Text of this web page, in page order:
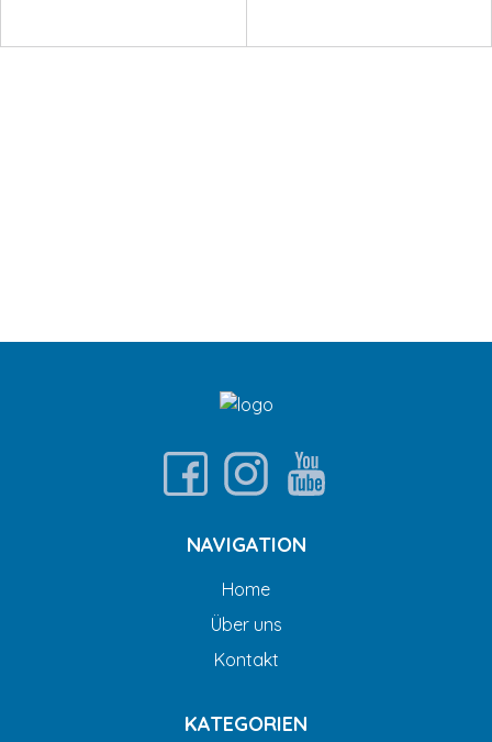
NAVIGATION
Home
Über uns
Kontakt
KATEGORIEN